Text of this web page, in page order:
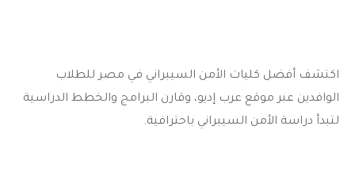
اكتشف أفضل كليات الأمن السيبراني في مصر للطلاب
الوافدين عبر موقع عرب إديو، وقارن البرامج والخطط الدراسية
لتبدأ دراسة الأمن السيبراني باحترافية.